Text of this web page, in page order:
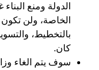
الدولة ومنع
الخاصة، ولن
بالتخطيط،
كان.
سوف يتم الغاء